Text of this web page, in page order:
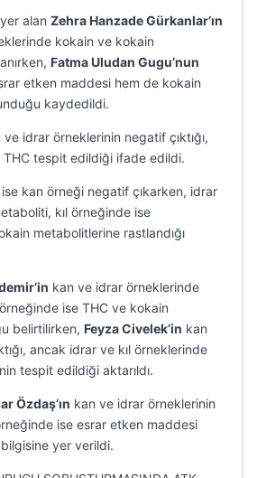
alan Zehra Hanzade Gürkanlar’ın
kokain ve kokain
Fatma Uludan Gugu’nun
etken maddesi hem de kokain
kaydedildi.
ve idrar örneklerinin negatif çıktığı,
THC tespit edildiği ifade edildi.
ise kan örneği negatif çıkarken, idrar
kıl örneğinde ise
metabolitlerine rastlandığı
kan ve idrar örneklerinde
ise THC ve kokain
belirtilirken, Feyza Civelek’in kan
ancak idrar ve kıl örneklerinde
tespit edildiği aktarıldı.
Özdaş’ın kan ve idrar örneklerinin
ise esrar etken maddesi
yer verildi.